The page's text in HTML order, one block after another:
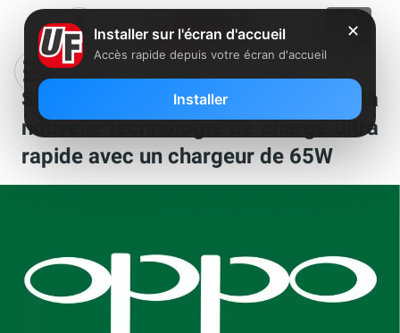
SuperVOOC 2.0 : Oppo annonce sa
nouvelle technologie de charge ultra
rapide avec un chargeur de 65W
✕
Installer sur l'écran d'accueil
Accès rapide depuis votre écran d'accueil
Installer